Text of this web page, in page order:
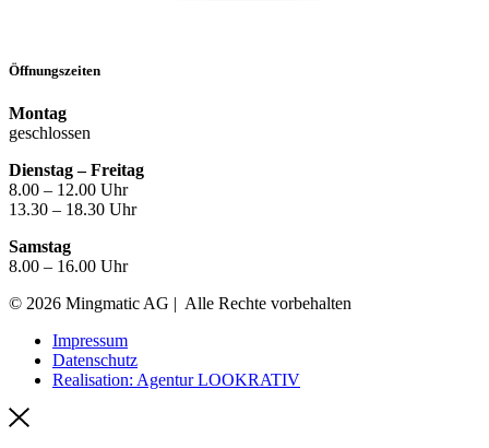
Öffnungszeiten
Montag
geschlossen
Dienstag – Freitag
8.00 – 12.00 Uhr
13.30 – 18.30 Uhr
Samstag
8.00 – 16.00 Uhr
© 2026 Mingmatic AG | Alle Rechte vorbehalten
Impressum
Datenschutz
Realisation: Agentur LOOKRATIV